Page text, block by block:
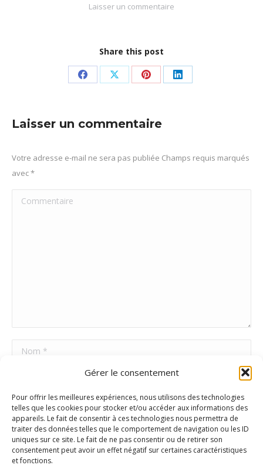
Gérer le consentement
Pour offrir les meilleures expériences, nous utilisons des technologies
telles que les cookies pour stocker et/ou accéder aux informations des
appareils. Le fait de consentir à ces technologies nous permettra de
traiter des données telles que le comportement de navigation ou les ID
uniques sur ce site. Le fait de ne pas consentir ou de retirer son
consentement peut avoir un effet négatif sur certaines caractéristiques
et fonctions.
Laisser un commentaire
Share this post
PartagerPartagerPartager
Pinterest
Partager
Laisser un commentaire
Votre adresse e-mail ne sera pas publiée Champs requis marqués
avec*
Commentaire
Nom *
Site Web
Poster commentaire